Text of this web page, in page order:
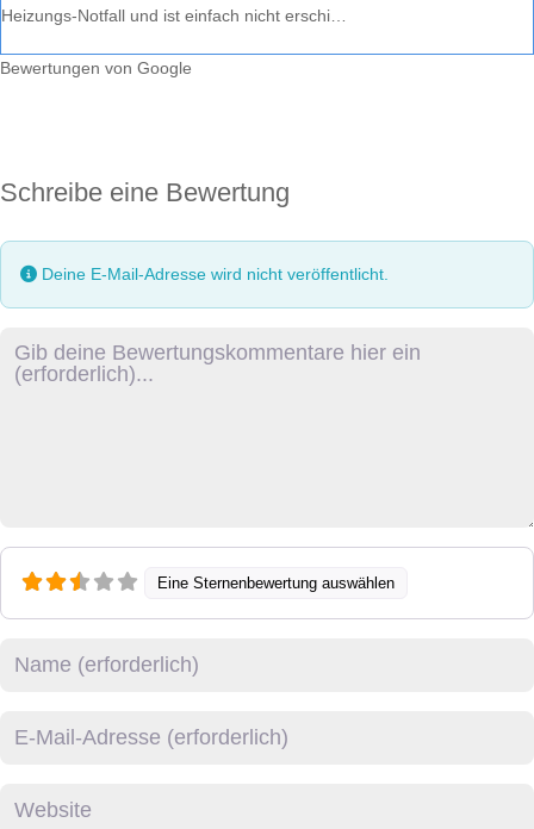
Heizungs-Notfall und ist einfach nicht erschi…
Bewertungen von Google
Schreibe eine Bewertung
Deine E-Mail-Adresse wird nicht veröffentlicht.
Rezensionstext
Eine Sternenbewertung auswählen